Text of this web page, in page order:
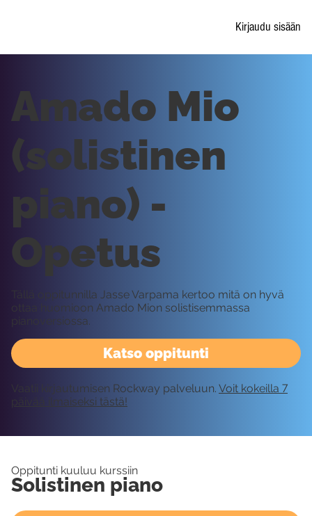
Kirjaudu sisään
Katso oppitunti
Amado Mio
(solistinen
piano) -
Opetus
Tällä oppitunnilla Jasse Varpama kertoo mitä on hyvä
ottaa huomioon Amado Mion solistisemmassa
pianoversiossa.
Vaatii kirjautumisen Rockway palveluun. Voit kokeilla 7
päivää ilmaiseksi tästä!
Oppitunti kuuluu kurssiin
Solistinen piano